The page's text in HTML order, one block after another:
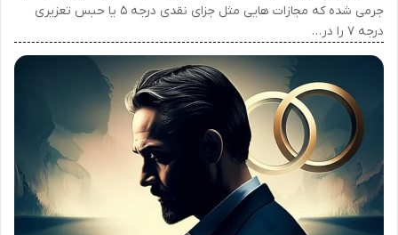
جرمی شده که مجازات هایی مثل جزای نقدی درجه ۵ یا حبس تعزیری
درجه ۷ را در…